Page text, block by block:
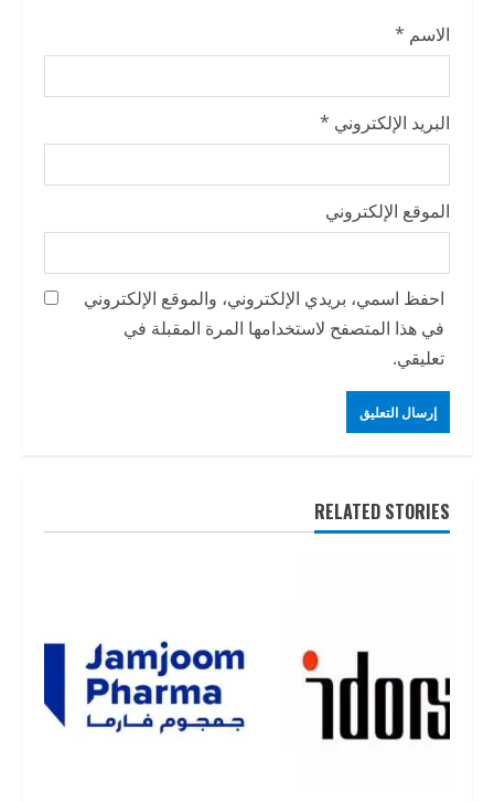
الاسم *
البريد الإلكتروني *
الموقع الإلكتروني
احفظ اسمي، بريدي الإلكتروني، والموقع الإلكتروني
في هذا المتصفح لاستخدامها المرة المقبلة في
تعليقي.
RELATED STORIES